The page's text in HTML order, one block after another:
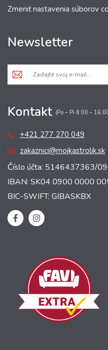
Zmeniť nastavenia súborov
Newsletter
Kontakt (Po – Pi 8:00 –
+421 277 270 049
zakaznici@mojkastrolik.sk
Číslo účta: 5146437363/
IBAN: SK04 0900 0000
BIC-SWIFT: GIBASKBX